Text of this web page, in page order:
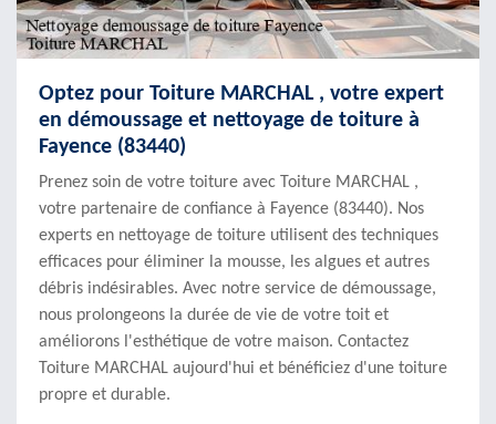
Optez pour Toiture MARCHAL , votre expert
en démoussage et nettoyage de toiture à
Fayence (83440)
Prenez soin de votre toiture avec Toiture MARCHAL ,
votre partenaire de confiance à Fayence (83440). Nos
experts en nettoyage de toiture utilisent des techniques
efficaces pour éliminer la mousse, les algues et autres
débris indésirables. Avec notre service de démoussage,
nous prolongeons la durée de vie de votre toit et
améliorons l'esthétique de votre maison. Contactez
Toiture MARCHAL aujourd'hui et bénéficiez d'une toiture
propre et durable.